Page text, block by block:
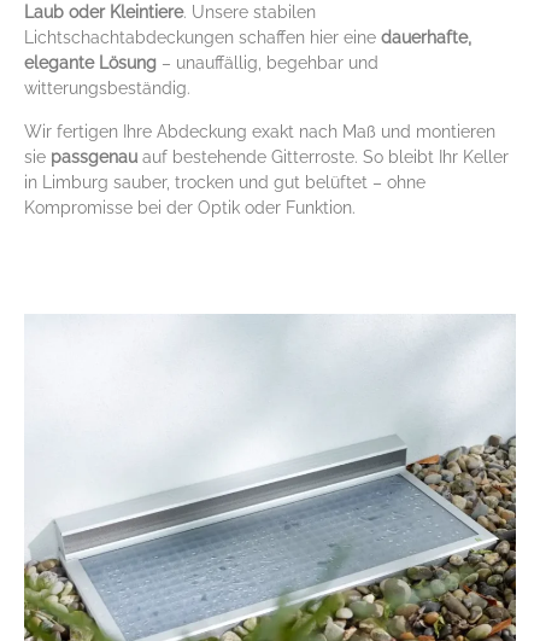
Laub oder Kleintiere. Unsere stabilen
Lichtschachtabdeckungen schaffen hier eine dauerhafte,
elegante Lösung – unauffällig, begehbar und
witterungsbeständig.
Wir fertigen Ihre Abdeckung exakt nach Maß und montieren
sie passgenau auf bestehende Gitterroste. So bleibt Ihr Keller
in Limburg sauber, trocken und gut belüftet – ohne
Kompromisse bei der Optik oder Funktion.